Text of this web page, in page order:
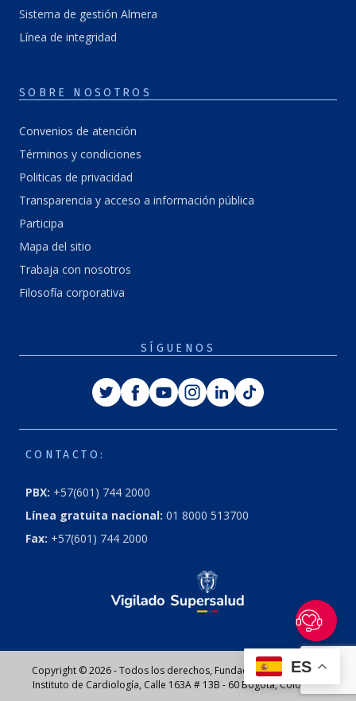
Sistema de gestión Almera
Línea de integridad
SOBRE NOSOTROS
Convenios de atención
Términos y condiciones
Politicas de privacidad
Transparencia y acceso a información pública
Participa
Mapa del sitio
Trabaja con nosotros
Filosofía corporativa
SÍGUENOS
TwitterFacebook
YoutubeInstagram
LinkedinTiktok
CONTACTO:
PBX: +57(601) 744 2000
Línea gratuita nacional: 01 8000 513700
Fax: +57(601) 744 2000
Copyright © 2026 - Todos los derechos, Fundación Cardioinfantil
Instituto de Cardiología, Calle 163A # 13B - 60 Bogotá, Colombia
ES